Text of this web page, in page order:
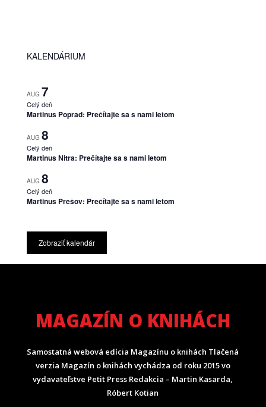
KALENDÁRIUM
AUG 7
Celý deň
Martinus Poprad: Prečítajte sa s nami letom
AUG 8
Celý deň
Martinus Nitra: Prečítajte sa s nami letom
AUG 8
Celý deň
Martinus Prešov: Prečítajte sa s nami letom
Zobraziť kalendár
MAGAZÍN O KNIHÁCH
Samostatná webová edícia Magazínu o knihách Tlačená
verzia Magazín o knihách vychádza od roku 2015 vo
vydavateľstve Petit Press Redakcia – Martin Kasarda,
Róbert Kotian